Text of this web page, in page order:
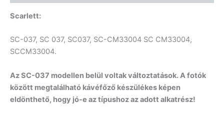
Scarlett:
SC-037, SC 037, SC037, SC-CM33004 SC CM33004,
SCCM33004.
Az SC-037 modellen belül voltak változtatások. A fotók
között megtalálható kávéfőző készülékes képen
eldönthető, hogy jó-e az típushoz az adott alkatrész!